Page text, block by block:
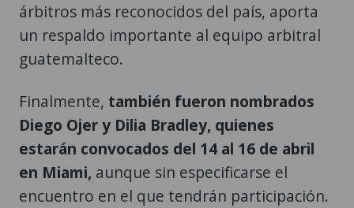
árbitros más reconocidos del país, aporta
un respaldo importante al equipo arbitral
guatemalteco.
Finalmente, también fueron nombrados
Diego Ojer y Dilia Bradley, quienes
estarán convocados del 14 al 16 de abril
en Miami, aunque sin especificarse el
encuentro en el que tendrán participación.